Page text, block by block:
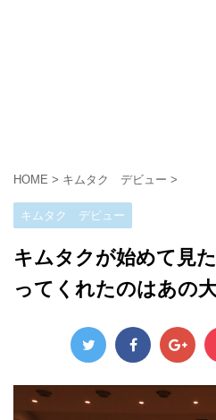
HOME > キムタク デビュー >
キムタク デビュー
キムタクが始めて見
ってくれたのはあの大